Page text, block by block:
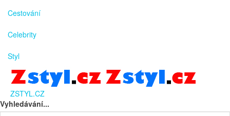
Cestování
Celebrity
Styl
ZSTYL.CZ
Vyhledávání...